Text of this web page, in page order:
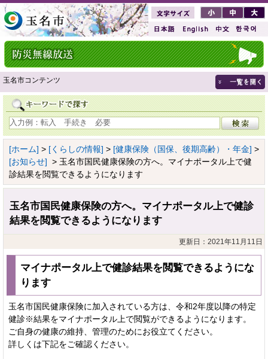
玉名市コンテンツ
[ホーム] > [くらしの情報] > [健康保険（国保、後期高齢）・年金] >
[お知らせ] > 玉名市国民健康保険の方へ。マイナポータル上で健
診結果を閲覧できるようになります
玉名市国民健康保険の方へ。マイナポータル上で健診
結果を閲覧できるようになります
更新日：2021年11月11日
マイナポータル上で健診結果を閲覧できるようにな
ります
玉名市国民健康保険に加入されている方は、令和2年度以降の特定
健診※結果をマイナポータル上で閲覧ができるようになります。
ご自身の健康の維持、管理のためにお役立てください。
詳しくは下記をご確認ください。